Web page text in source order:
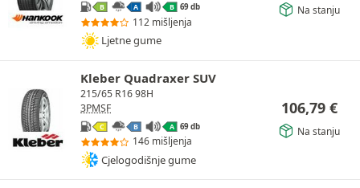
B A B 69 db
112 mišljenja
Ljetne gume
Na stanju
Kleber Quadraxer SUV
215/65 R16 98H
3PMSF
C B A 69 db
146 mišljenja
Cjelogodišnje gume
106,79 €
Na stanju